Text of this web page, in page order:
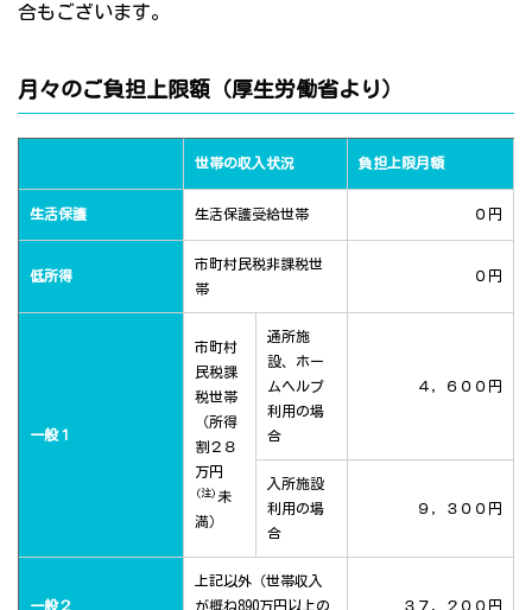
合もございます。
月々のご負担上限額（厚生労働省より）
世帯の収入状況 負担上限月額
生活保護 生活保護受給世帯 ０円
低所得
市町村民税非課税世
帯
０円
一般１
市町村
民税課
税世帯
（所得
割２８
万円
(注) 未
満）
通所施
設、ホー
ムヘルプ
利用の場
合
４，６００円
入所施設
利用の場
合
９，３００円
一般２
上記以外（世帯収入
が概ね890万円以上の
３７，２００円